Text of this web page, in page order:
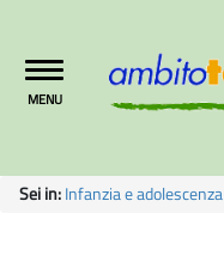
Toggle
navigation
MENU
Sei in:Infanzia e adolescenza